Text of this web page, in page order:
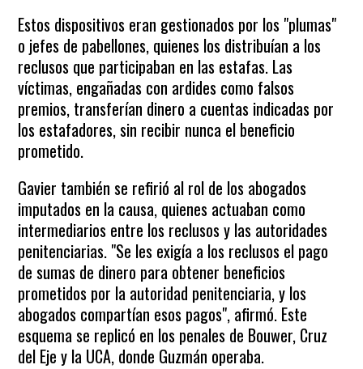
Estos dispositivos eran gestionados por los "plumas"
o jefes de pabellones, quienes los distribuían a los
reclusos que participaban en las estafas. Las
víctimas, engañadas con ardides como falsos
premios, transferían dinero a cuentas indicadas por
los estafadores, sin recibir nunca el beneficio
prometido.
Gavier también se refirió al rol de los abogados
imputados en la causa, quienes actuaban como
intermediarios entre los reclusos y las autoridades
penitenciarias. "Se les exigía a los reclusos el pago
de sumas de dinero para obtener beneficios
prometidos por la autoridad penitenciaria, y los
abogados compartían esos pagos", afirmó. Este
esquema se replicó en los penales de Bouwer, Cruz
del Eje y la UCA, donde Guzmán operaba.